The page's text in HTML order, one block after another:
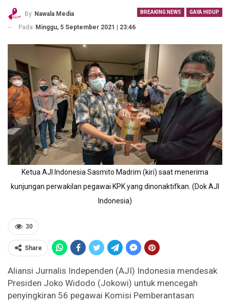
BREAKING NEWS GAYA HIDUP
By Nawala Media
Pada Minggu, 5 September 2021 | 23:46
Ketua AJI Indonesia Sasmito Madrim (kiri) saat menerima
kunjungan perwakilan pegawai KPK yang dinonaktifkan. (Dok AJI
Indonesia)
30
Share
Aliansi Jurnalis Independen (AJI) Indonesia mendesak
Presiden Joko Widodo (Jokowi) untuk mencegah
penyingkiran 56 pegawai Komisi Pemberantasan